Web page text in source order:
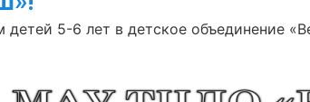
детей 5-6 лет в детское объединение